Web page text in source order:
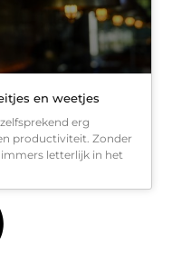
en weetjes
erg
productiviteit. Zonder
letterlijk in het